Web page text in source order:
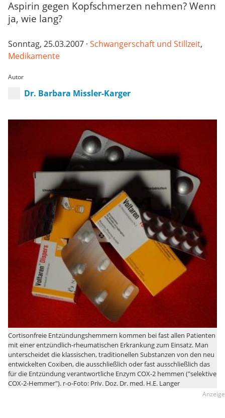
Aspirin gegen Kopfschmerzen nehmen? Wenn
ja, wie lang?
Sonntag, 25.03.2007 · Schwangerschaft und Stillzeit,
Medikamente
Autor
Dr. Barbara Missler-Karger
Cortisonfreie Entzündungshemmern kommen bei fast allen Patienten
mit einer entzündlich-rheumatischen Erkrankung zum Einsatz. Man
unterscheidet die klassischen, traditionellen Substanzen von den neu
entwickelten Coxiben, die ausschließlich oder fast ausschließlich das
für die Entzündung verantwortliche Enzym COX-2 hemmen ("selektive
COX-2-Hemmer"). r-o-Foto: Priv. Doz. Dr. med. H.E. Langer